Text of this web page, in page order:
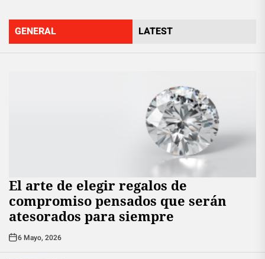
GENERAL LATEST
El arte de elegir regalos de
compromiso pensados que serán
atesorados para siempre
6 Mayo, 2026